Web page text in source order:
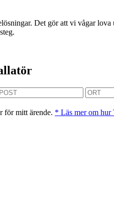
Det gör att vi vågar
för mitt ärende. * Läs mer om hur